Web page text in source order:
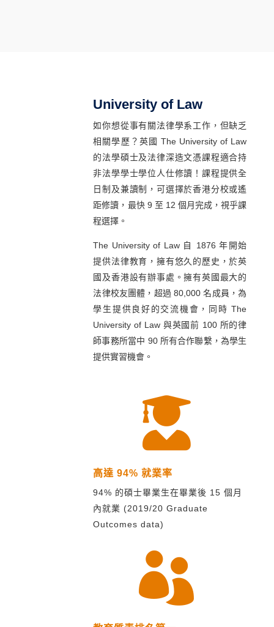
University of Law
如你想從事有關法律學系工作，但缺乏
相關學歷？英國 The University of Law
的法學碩士及法律深造文憑課程適合持
非法學學士學位人仕修讀！課程提供全
日制及兼讀制，可選擇於香港分校或遙
距修讀，最快 9 至 12 個月完成，視乎課
程選擇。
The University of Law 自 1876 年開始
提供法律教育，擁有悠久的歷史，於英
國及香港設有辦事處。擁有英國最大的
法律校友團體，超過 80,000 名成員，為
學生提供良好的交流機會，同時 The
University of Law 與英國前 100 所的律
師事務所當中 90 所有合作聯繫，為學生
提供實習機會。

高達 94% 就業率
94% 的碩士畢業生在畢業後 15 個月
內就業 (2019/20 Graduate
Outcomes data)
